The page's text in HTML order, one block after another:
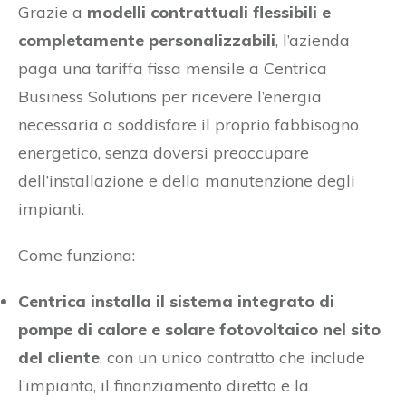
Grazie a modelli contrattuali flessibili e
completamente personalizzabili, l’azienda
paga una tariffa fissa mensile a Centrica
Business Solutions per ricevere l’energia
necessaria a soddisfare il proprio fabbisogno
energetico, senza doversi preoccupare
dell’installazione e della manutenzione degli
impianti.
Come funziona:
Centrica installa il sistema integrato di
pompe di calore e solare fotovoltaico nel sito
del cliente, con un unico contratto che include
l’impianto, il finanziamento diretto e la